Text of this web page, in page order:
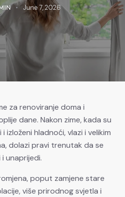
June 7, 2026
za renoviranje doma i
dane. Nakon zime, kada su
hladnoći, vlazi i velikim
dolazi pravi trenutak da se
unaprijedi.
poput zamjene stare
više prirodnog svjetla i